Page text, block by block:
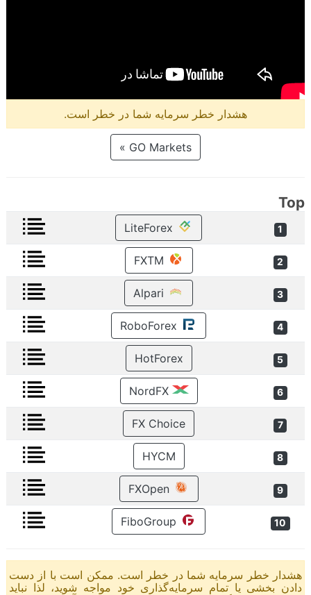
هشدار خطر سرمایه شما در خطر است.
GO Markets »
Top
1
2
3
4
5
HotForex
6
NordFX
7
FX Choice
8
HYCM
9
FXOpen
10
هشدار خطر سرمایه شما در خطر است. ممکن است با از دست
دادن بخشی یا تمام سرمایه‌گذاری خود مواجه شوید، لذا نباید